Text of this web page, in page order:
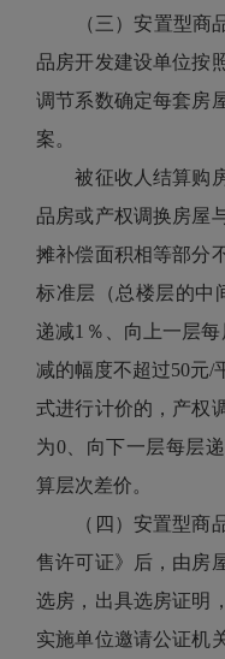
（三）安置型商品
品房开发建设单位按
调节系数确定每套房
案。
被征收人结算购房
品房或产权调换房屋
摊补偿面积相等部分
标准层（总楼层的中
递减1％、向上一层
减的幅度不超过50元/
式进行计价的，产权
为0、向下一层每层
算层次差价。
（四）安置型商品
售许可证》后，由房
选房，出具选房证明
实施单位邀请公证机